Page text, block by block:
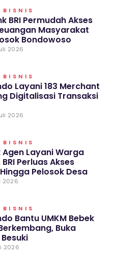
BRI Permudah Akses
Masyarakat
Bondowoso
2026
Layani 183 Merchant
Digitalisasi Transaksi
2026
Agen Layani Warga
Perluas Akses
Pelosok Desa
2026
Bantu UMKM Bebek
Buka
2026